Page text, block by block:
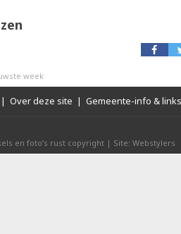
week
| Over deze site | Gemeente-info & links
en foto’s rust copyright | Site: Webstylers